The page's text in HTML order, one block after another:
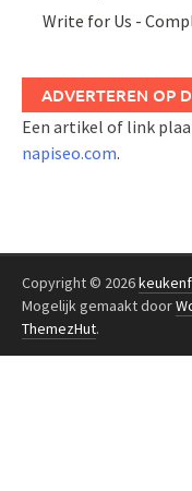
Write for Us -
ADVERTEREN OP
Een artikel of link
napiseo.com.
Copyright © 2026
Mogelijk gemaakt door
ThemezHut.